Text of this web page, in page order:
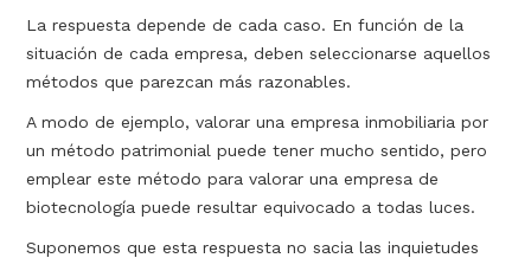
La respuesta depende de cada caso. En función de la
situación de cada empresa, deben seleccionarse aquellos
métodos que parezcan más razonables.
A modo de ejemplo, valorar una empresa inmobiliaria por
un método patrimonial puede tener mucho sentido, pero
emplear este método para valorar una empresa de
biotecnología puede resultar equivocado a todas luces.
Suponemos que esta respuesta no sacia las inquietudes